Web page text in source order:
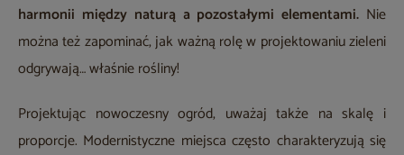
harmonii między naturą a pozostałymi elementami. Nie
można też zapominać, jak ważną rolę w projektowaniu zieleni
odgrywają… właśnie rośliny!
Projektując nowoczesny ogród, uważaj także na skalę i
proporcje. Modernistyczne miejsca często charakteryzują się